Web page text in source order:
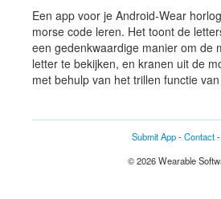
Een app voor je Android-Wear
morse code leren. Het toont de
een gedenkwaardige manier om de
letter te bekijken, en kranen uit de
met behulp van het trillen functie
Submit App-Contact-
© 2026 Wearable